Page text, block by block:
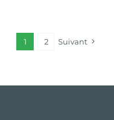
1 2 Suivant